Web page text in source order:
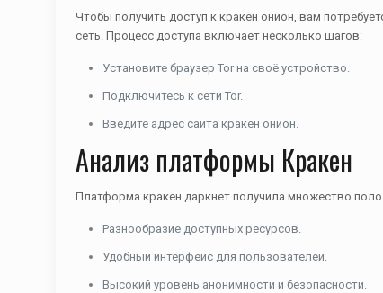
Чтобы получить доступ к кракен онион, вам
сеть. Процесс доступа включает несколько шагов:
Установите браузер Tor на своё устройство.
Подключитесь к сети Tor.
Введите адрес сайта кракен онион.
Анализ платформы Кракен
Платформа кракен даркнет получила множество
Разнообразие доступных ресурсов.
Удобный интерфейс для пользователей.
Высокий уровень анонимности и безопасности.